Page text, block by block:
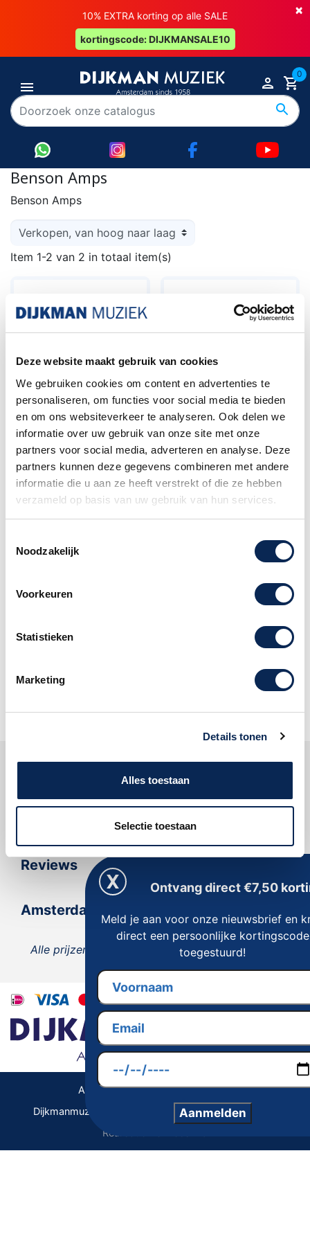
Deze website maakt gebruik van cookies
We gebruiken cookies om content en advertenties te
personaliseren, om functies voor social media te bieden
en om ons websiteverkeer te analyseren. Ook delen we
informatie over uw gebruik van onze site met onze
partners voor social media, adverteren en analyse. Deze
partners kunnen deze gegevens combineren met andere
informatie die u aan ze heeft verstrekt of die ze hebben
verzameld op basis van uw gebruik van hun services.
Noodzakelijk
Voorkeuren
Statistieken
Marketing
Details tonen
Alles toestaan
Selectie toestaan
×
10% EXTRA korting op alle SALE
kortingscode: DIJKMANSALE10
0
Benson Amps
Benson Amps
Item 1-2 van 2 in totaal item(s)
Benson Amps Preamp
Prijs
€ 309,00
Benson Amps
Germanium Fuzz
Prijs
€ 339,00
Item 1-2 van 2 in totaal item(s)
Terug naar boven
Volg ons:
Oké
Dijkman Muziek
Reviews
Amsterdam
Alle prijzen zijn inclusief 21% BTW, tenzij anders
vermeld.
Dijkmanmuziek 2026 © | Alle rechten voorbehouden
Realisatie De Websmid
Algemene Voorwaarden | Privacy
Ontvang direct €7,50
Meld je aan voor onze nieuwsbrief en
direct een persoonlijke kortingscode
toegestuurd!
Aanmelden